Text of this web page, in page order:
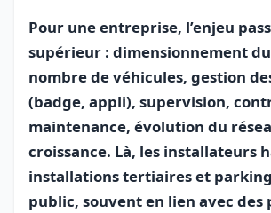
Pour une entreprise, l’enjeu
supérieur : dimensionnement
nombre de véhicules, gestion
(badge, appli), supervision,
maintenance, évolution du
croissance. Là, les installateurs
installations tertiaires et
public, souvent en lien avec des